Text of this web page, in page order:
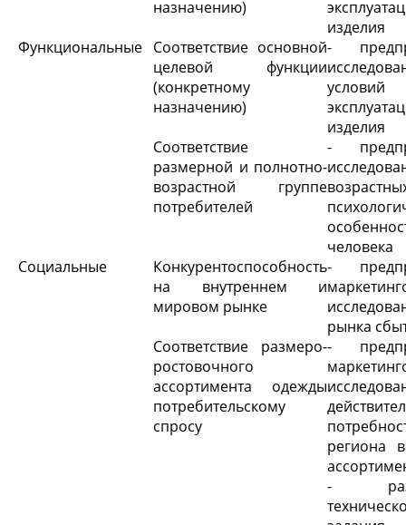
назначению)
изделия
Функциональные Соответствие основной
целевой функции
(конкретному
назначению)
-
условий
изделия
Соответствие
размерной и полнотно-
возрастной группе
потребителей
-
человека
Социальные
Конкурентоспособность
на внутреннем и
мировом рынке
-
рынка
Соответствие размеро-
ростовочного
ассортимента одежды
потребительскому
спросу
-
региона
-